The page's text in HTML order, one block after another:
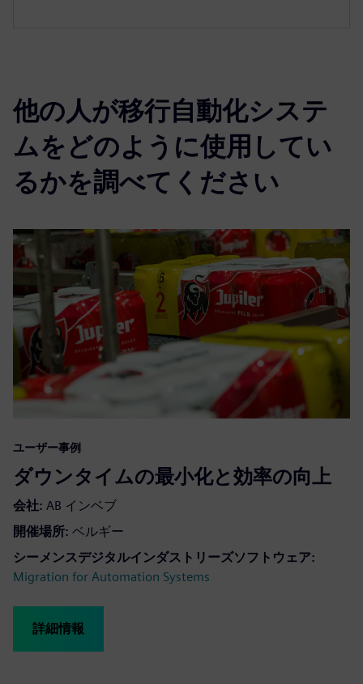
他の人が移行自動化システ
ムをどのように使用してい
るかを調べてください
ユーザー事例
ダウンタイムの最小化と効率の向上
会社: AB インベブ
開催場所: ベルギー
シーメンスデジタルインダストリーズソフトウェア:
Migration for Automation Systems
詳細情報